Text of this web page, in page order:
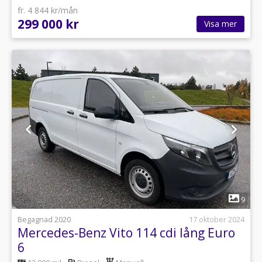
fr. 4 844 kr/mån
299 000 kr Visa mer
1
9
Begagnad 2020
17 oktober 2024
Mercedes-Benz Vito 114 cdi lång Euro
6